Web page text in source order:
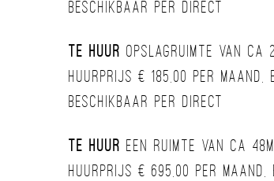
Beschikbaar per direct
Te huur opslagruimte van ca
Huurprijs € 185,00 per
Beschikbaar per direct
Te huur een ruimte van ca
Huurprijs € 695,00 per